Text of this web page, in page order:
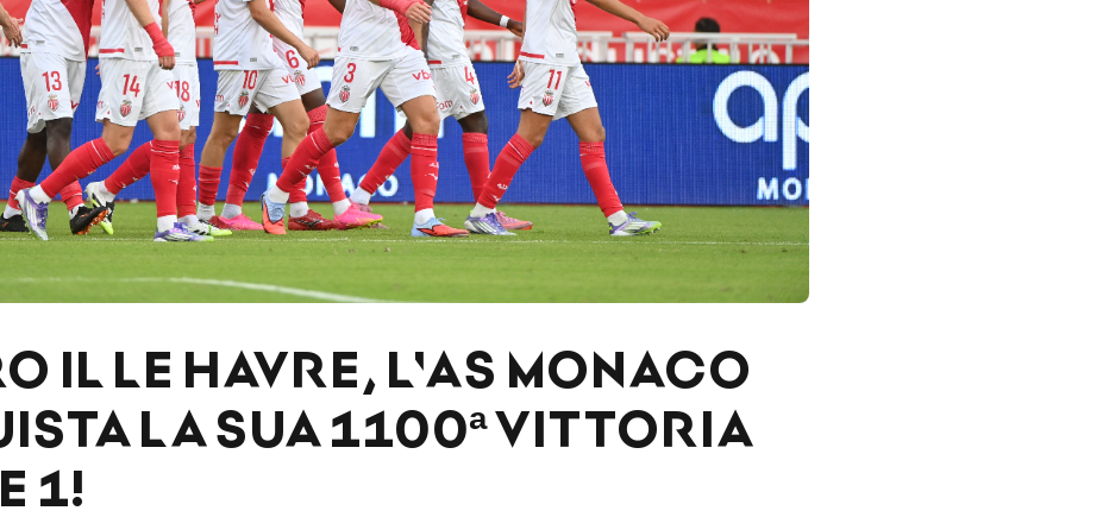
IL LE HAVRE, L'AS MONACO
LA SUA 1100ª VITTORIA
1!